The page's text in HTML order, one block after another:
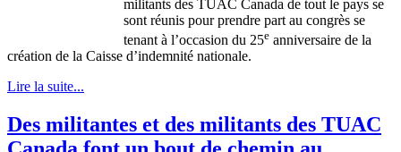
militants des TUAC Canada de tout le pays se
sont réunis pour prendre part au congrès se
tenant à l’occasion du 25e anniversaire de la
création de la Caisse d’indemnité nationale.
Lire la suite...
Des militantes et des militants des TUAC